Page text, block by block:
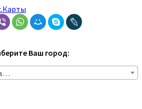
Ваш город: